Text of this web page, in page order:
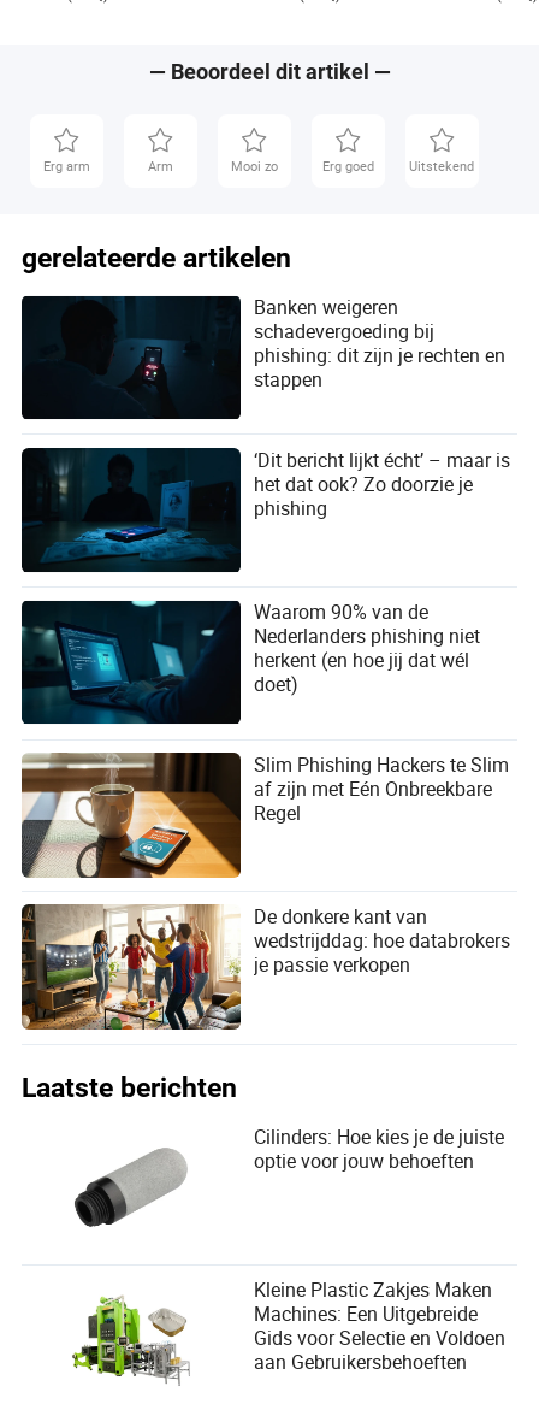
— Beoordeel dit artikel —
Erg arm Arm Mooi zo Erg goed Uitstekend
gerelateerde artikelen
Banken weigeren
schadevergoeding bij
phishing: dit zijn je rechten en
stappen
‘Dit bericht lijkt écht’ – maar is
het dat ook? Zo doorzie je
phishing
Waarom 90% van de
Nederlanders phishing niet
herkent (en hoe jij dat wél
doet)
Slim Phishing Hackers te Slim
af zijn met Eén Onbreekbare
Regel
De donkere kant van
wedstrijddag: hoe databrokers
je passie verkopen
Laatste berichten
Cilinders: Hoe kies je de juiste
optie voor jouw behoeften
Kleine Plastic Zakjes Maken
Machines: Een Uitgebreide
Gids voor Selectie en Voldoen
aan Gebruikersbehoeften